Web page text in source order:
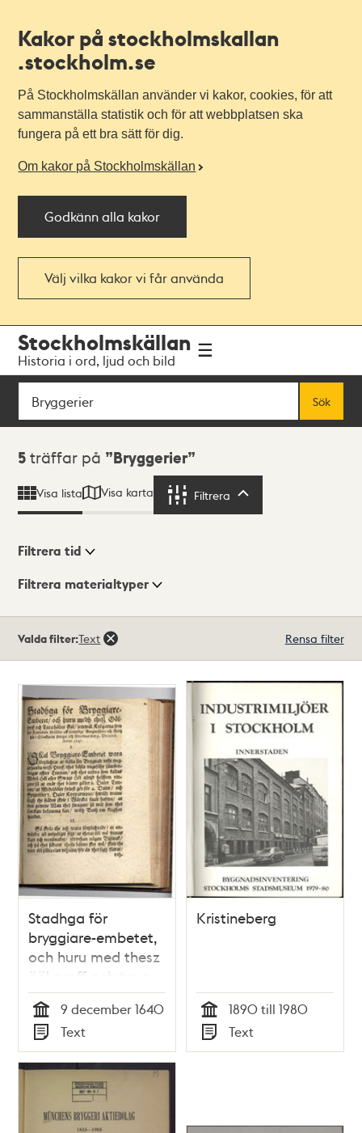
Kakor på stockholmskallan
.stockholm.se
På Stockholmskällan använder vi kakor, cookies, för att
sammanställa statistik och för att webbplatsen ska
fungera på ett bra sätt för dig.
Om kakor på Stockholmskällan
Godkänn alla kakor
Välj vilka kakor vi får använda
navigationen
huvudinnehållet
Stockholmskällan
Historia i ord, ljud och bild
Sök
Sök
Sökresultat
5 träffar på Bryggerier
Visa lista Visa karta Filtrera
Visningsläge
Filtrera tid
Filtrera materialtyper
träffar
Valda filter:Text Rensa filter
Stadhga för
bryggiare-embetet,
och huru med thesz
ööl-proff och taxa
hålles skal, jemwäl
krögarna som thet
kannetals försälia,...
Tid
9 december 1640
Typ
Text
Kristineberg
Tid
1890 till 1980
Typ
Text